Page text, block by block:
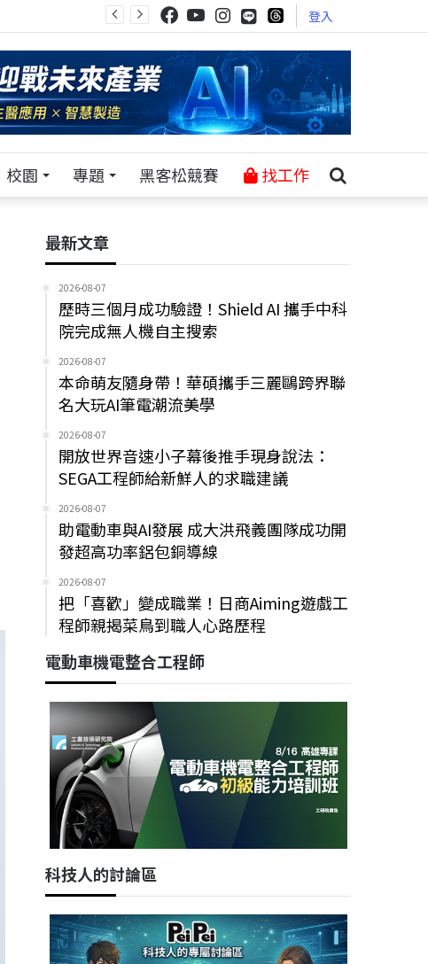
登入
校園 專題 黑客松競賽 找工作
最新文章
2026-08-07
歷時三個月成功驗證！Shield AI 攜手中科
院完成無人機自主搜索
2026-08-07
本命萌友隨身帶！華碩攜手三麗鷗跨界聯
名大玩AI筆電潮流美學
2026-08-07
開放世界音速小子幕後推手現身說法：
SEGA工程師給新鮮人的求職建議
2026-08-07
助電動車與AI發展 成大洪飛義團隊成功開
發超高功率鋁包銅導線
2026-08-07
把「喜歡」變成職業！日商Aiming遊戲工
程師親揭菜鳥到職人心路歷程
電動車機電整合工程師
科技人的討論區